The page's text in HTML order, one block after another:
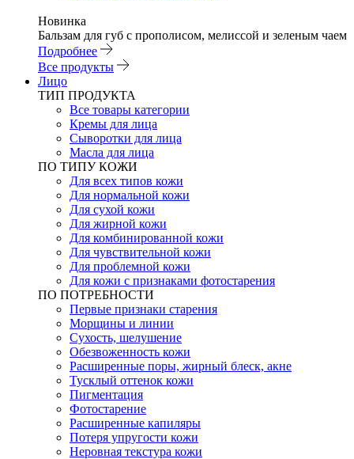
Новинка
Бальзам для губ с прополисом, мелиссой и зеленым чаем
Подробнее
Все продукты
Лицо
ТИП ПРОДУКТА
Все товары категории
Кремы для лица
Сыворотки для лица
Масла для лица
ПО ТИПУ КОЖИ
Для всех типов кожи
Для нормальной кожи
Для сухой кожи
Для жирной кожи
Для комбинированной кожи
Для чувствительной кожи
Для проблемной кожи
Для кожи с признаками фотостарения
ПО ПОТРЕБНОСТИ
Первые признаки старения
Морщины и линии
Сухость, шелушение
Обезвоженность кожи
Расширенные поры, жирный блеск, акне
Тусклый оттенок кожи
Пигментация
Фотостарение
Расширенные капиляры
Потеря упругости кожи
Неровная текстура кожи